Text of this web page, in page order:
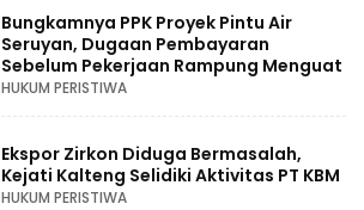
Bungkamnya PPK Proyek Pintu Air
Seruyan, Dugaan Pembayaran
Sebelum Pekerjaan Rampung Menguat
HUKUM PERISTIWA
Ekspor Zirkon Diduga Bermasalah,
Kejati Kalteng Selidiki Aktivitas PT KBM
HUKUM PERISTIWA